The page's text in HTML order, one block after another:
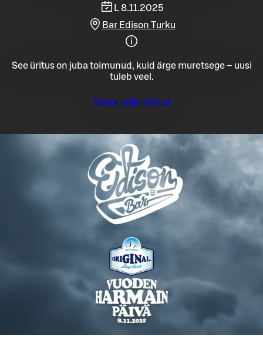
L 8.11.2025
Bar Edison Turku
See üritus on juba toimunud, kuid ärge muretsege – uusi
tuleb veel.
Vaata kõiki üritusi